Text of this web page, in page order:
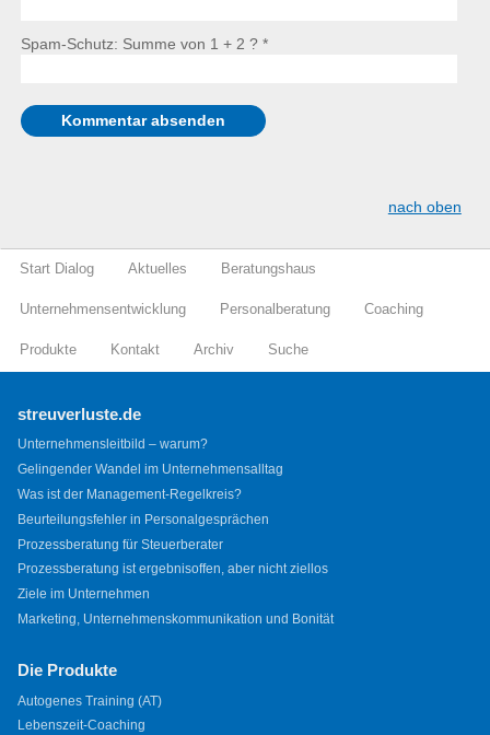
Spam-Schutz: Summe von 1 + 2 ? *
nach oben
Start Dialog Aktuelles Beratungshaus
Unternehmensentwicklung Personalberatung Coaching
Produkte Kontakt Archiv Suche
streuverluste.de
Unternehmensleitbild – warum?
Gelingender Wandel im Unternehmensalltag
Was ist der Management-Regelkreis?
Beurteilungsfehler in Personalgesprächen
Prozessberatung für Steuerberater
Prozessberatung ist ergebnisoffen, aber nicht ziellos
Ziele im Unternehmen
Marketing, Unternehmenskommunikation und Bonität
Die Produkte
Autogenes Training (AT)
Lebenszeit-Coaching